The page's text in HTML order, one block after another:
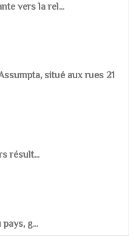
vers la rel...
situé aux rues 21
résult...
g...